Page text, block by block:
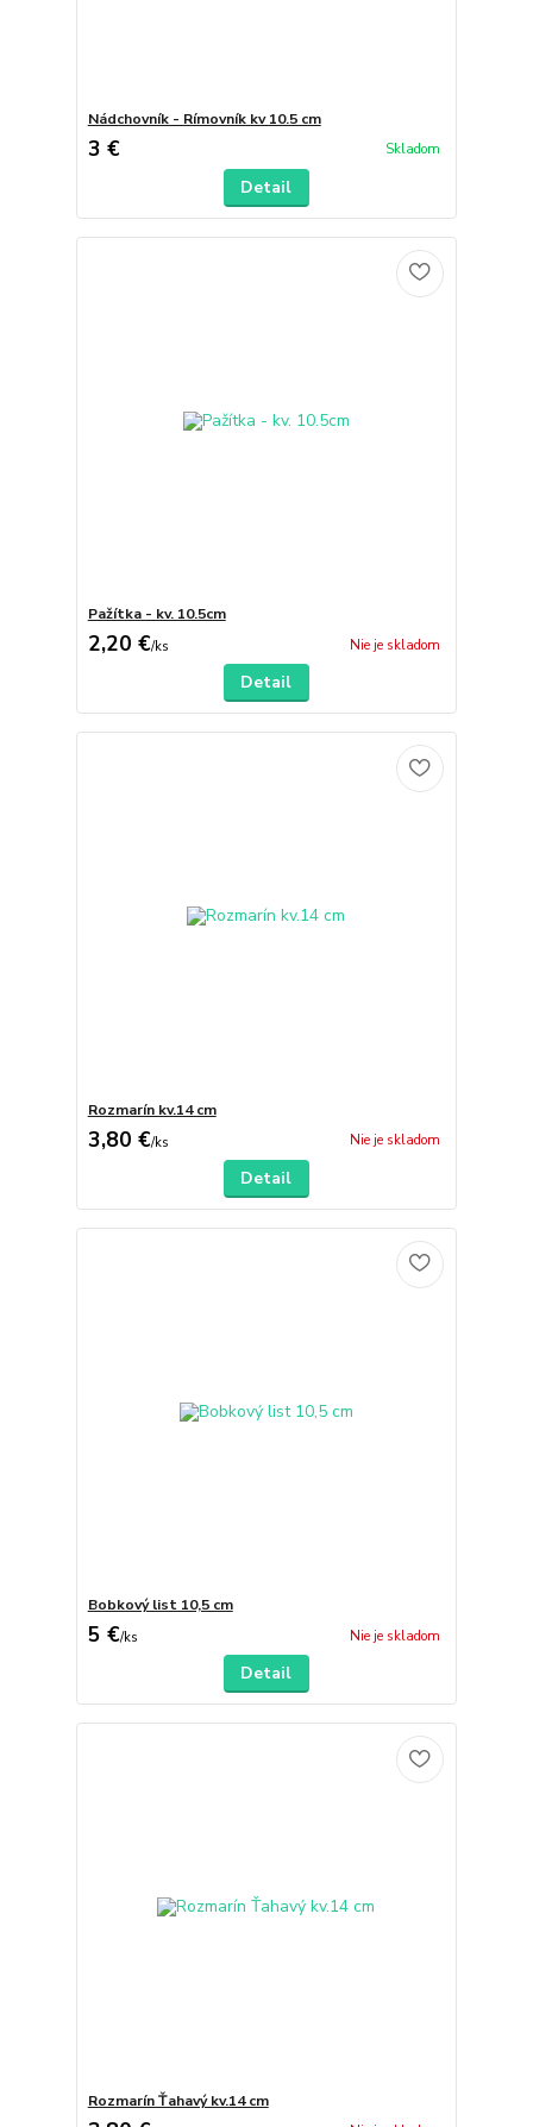
Nádchovník - Rímovník kv 10.5 cm
3 € Skladom
Detail
Pažítka - kv. 10.5cm
2,20 €/ks Nie je skladom
Detail
Rozmarín kv.14 cm
3,80 €/ks Nie je skladom
Detail
Bobkový list 10,5 cm
5 €/ks Nie je skladom
Detail
Rozmarín Ťahavý kv.14 cm